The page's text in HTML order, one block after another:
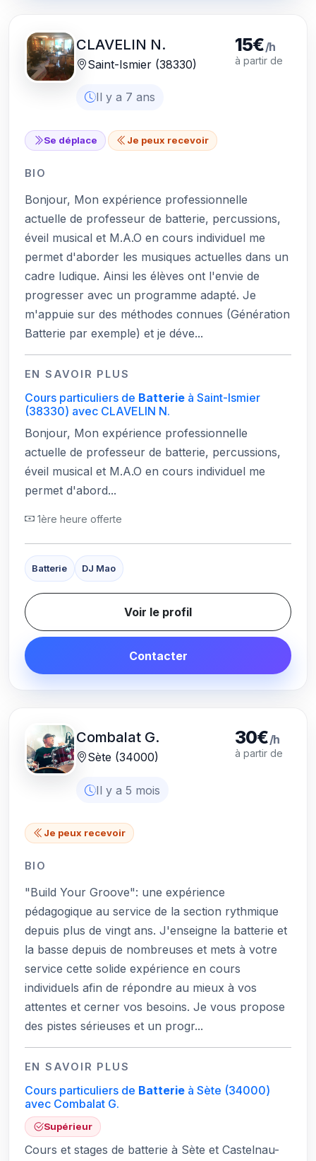
CLAVELIN N.
Saint-Ismier (38330)
Il y a 7 ans
15€/h
à partir de
Se déplace Je peux recevoir
BIO
Bonjour, Mon expérience professionnelle
actuelle de professeur de batterie, percussions,
éveil musical et M.A.O en cours individuel me
permet d'aborder les musiques actuelles dans un
cadre ludique. Ainsi les élèves ont l'envie de
progresser avec un programme adapté. Je
m'appuie sur des méthodes connues (Génération
Batterie par exemple) et je déve...
EN SAVOIR PLUS
Cours particuliers de Batterieà Saint-Ismier
(38330) avec CLAVELIN N.
Bonjour, Mon expérience professionnelle
actuelle de professeur de batterie, percussions,
éveil musical et M.A.O en cours individuel me
permet d'abord...
1ère heure offerte
Batterie DJ Mao
Voir le profil
Contacter
Combalat G.
Sète (34000)
Il y a 5 mois
30€/h
à partir de
Je peux recevoir
BIO
"Build Your Groove": une expérience
pédagogique au service de la section rythmique
depuis plus de vingt ans. J'enseigne la batterie et
la basse depuis de nombreuses et mets à votre
service cette solide expérience en cours
individuels afin de répondre au mieux à vos
attentes et cerner vos besoins. Je vous propose
des pistes sérieuses et un progr...
EN SAVOIR PLUS
Cours particuliers de Batterieà Sète (34000)
avec Combalat G.
Supérieur
Cours et stages de batterie à Sète et Castelnau-